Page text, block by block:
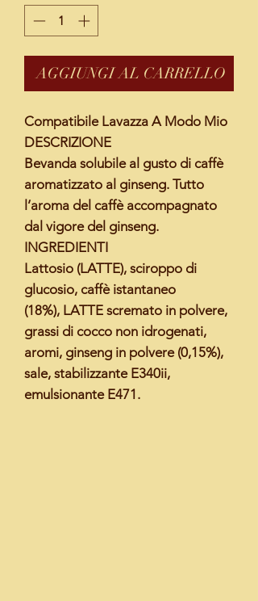
AGGIUNGI AL CARRELLO
Compatibile Lavazza A Modo Mio
DESCRIZIONE
Bevanda solubile al gusto di caffè
aromatizzato al ginseng. Tutto
l’aroma del caffè accompagnato
dal vigore del ginseng.
INGREDIENTI
Lattosio (LATTE), sciroppo di
glucosio, caffè istantaneo
(18%), LATTE scremato in polvere,
grassi di cocco non idrogenati,
aromi, ginseng in polvere (0,15%),
sale, stabilizzante E340ii,
emulsionante E471.